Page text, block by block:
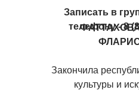
Закончила
культуры и
Записать в
телефону - 8